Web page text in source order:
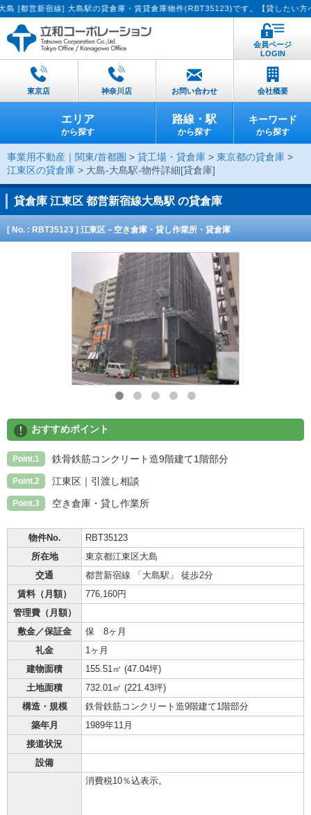
宿線] 大島駅の貸倉庫・賃貸倉庫物件(RBT35123)です。【貸したい方へ：簡易
会員ページ
LOGIN
東京店 神奈川店 お問い合わせ 会社概要
エリア
から探す
路線・駅
から探す
キーワード
から探す
事業用不動産｜関東/首都圏 > 貸工場・貸倉庫 > 東京都の貸倉庫 >
江東区の貸倉庫 > 大島-大島駅-物件詳細[貸倉庫]
貸倉庫 江東区 都営新宿線大島駅 の貸倉庫
[ No. : RBT35123 ] 江東区－空き倉庫・貸し作業所・貸倉庫
! おすすめポイント
Point.1 鉄骨鉄筋コンクリート造9階建て1階部分
Point.2 江東区｜引渡し相談
Point.3 空き倉庫・貸し作業所
物件No.
RBT35123
所在地
東京都江東区大島
交通
都営新宿線 「大島駅」 徒歩2分
賃料（月額）
776,160円
管理費（月額）
敷金／保証金
保 8ヶ月
礼金
1ヶ月
建物面積
155.51㎡ (47.04坪)
土地面積
732.01㎡ (221.43坪)
構造・規模
鉄骨鉄筋コンクリート造9階建て1階部分
築年月
1989年11月
接道状況
設備
消費税10％込表示。